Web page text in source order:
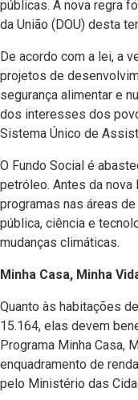
públicas. A nova regra
da União (DOU) desta
De acordo com a lei, a
projetos de
segurança alimentar e
dos interesses dos
Sistema Único de
O Fundo Social é
petróleo. Antes da
programas nas áreas
pública, ciência e
mudanças climáticas.
Minha Casa, Minha
Quanto às habitações
15.164, elas devem
Programa Minha Casa,
enquadramento de
pelo Ministério das